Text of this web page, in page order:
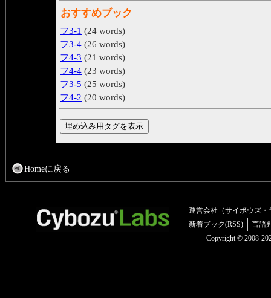
おすすめブック
フ3-1 (24 words)
フ3-4 (26 words)
フ4-3 (21 words)
フ4-4 (23 words)
フ3-5 (25 words)
フ4-2 (20 words)
Homeに戻る
運営会社（サイボウズ・
新着ブック(RSS)
言語
Copyright © 2008-